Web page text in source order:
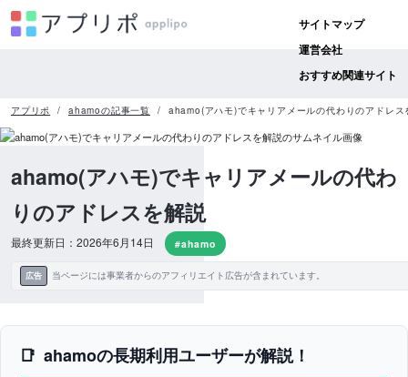
サイトマップ
運営会社
おすすめ関連サイト
アプリポ ahamoの記事一覧 ahamo(アハモ)でキャリアメールの代わりのアドレス
ahamo(アハモ)でキャリアメールの代わ
りのアドレスを解説
最終更新日：2026年6月14日 #ahamo
広告 当ページには事業者からのアフィリエイト広告が含まれています。
ahamoの長期利用ユーザーが解説！